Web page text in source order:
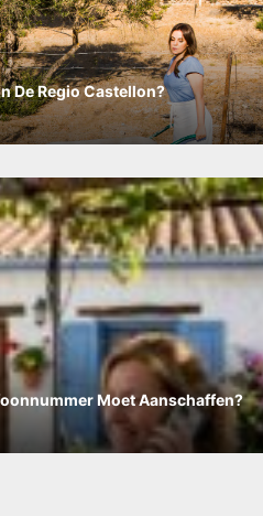
De Regio Castellon?
Moet Aanschaffen?